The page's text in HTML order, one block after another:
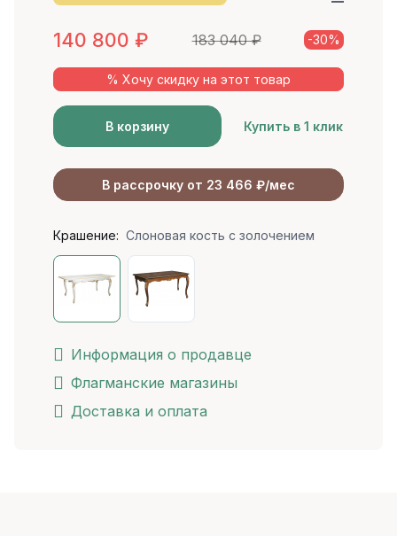
140 800 ₽ 183 040₽ -30%
% Хочу скидку на этот товар
В корзину Купить в 1 клик
В рассрочку от 23 466 ₽/мес
Крашение: Слоновая кость с золочением
Информация о продавце
Флагманские магазины
Доставка и оплата